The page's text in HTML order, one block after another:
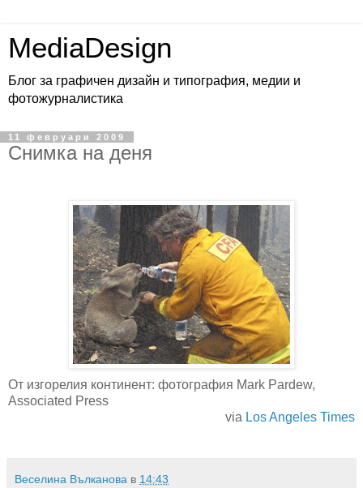
MediaDesign
Блог за графичен дизайн и типография, медии и
фотожурналистика
11 февруари 2009
Снимка на деня
От изгорелия континент: фотография Mark Pardew,
Associated Press
via Los Angeles Times
Веселина Вълканова в 14:43